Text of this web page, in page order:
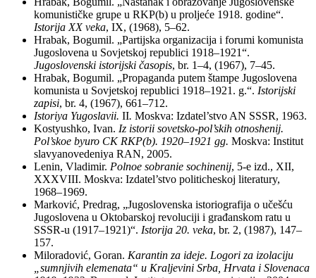
komunističke grupe u RKP(b) u proljeće 1918. godine“.
Istorija XX veka, IX, (1968), 5–62.
Hrabak, Bogumil. „Partijska organizacija i forumi komunista
Jugoslovena u Sovjetskoj republici 1918–1921“.
Jugoslovenski istorijski časopis, br. 1–4, (1967), 7–45.
Hrabak, Bogumil. „Propaganda putem štampe Jugoslovena
komunista u Sovjetskoj republici 1918–1921. g.“. Istorijski
zapisi, br. 4, (1967), 661–712.
Istoriya Yugoslavii. II. Moskva: Izdatel’stvo AN SSSR, 1963.
Kostyushko, Ivan. Iz istorii sovetsko-pol’skih otnoshenij.
Pol’skoe byuro CK RKP(b). 1920–1921 gg. Moskva: Institut
slavyanovedeniya RAN, 2005.
Lenin, Vladimir. Polnoe sobranie sochinenij, 5-e izd., XII,
XXXVIII. Moskva: Izdatel’stvo politicheskoj literatury,
1968–1969.
Marković, Predrag, „Jugoslovenska istoriografija o učešću
Jugoslovena u Oktobarskoj revoluciji i građanskom ratu u
SSSR-u (1917–1921)“. Istorija 20. veka, br. 2, (1987), 147–
157.
Miloradović, Goran. Karantin za ideje. Logori za izolaciju
„sumnjivih elemenata“ u Kraljevini Srba, Hrvata i Slovenaca